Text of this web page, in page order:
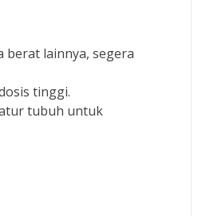
berat lainnya, segera
tinggi.
tubuh untuk